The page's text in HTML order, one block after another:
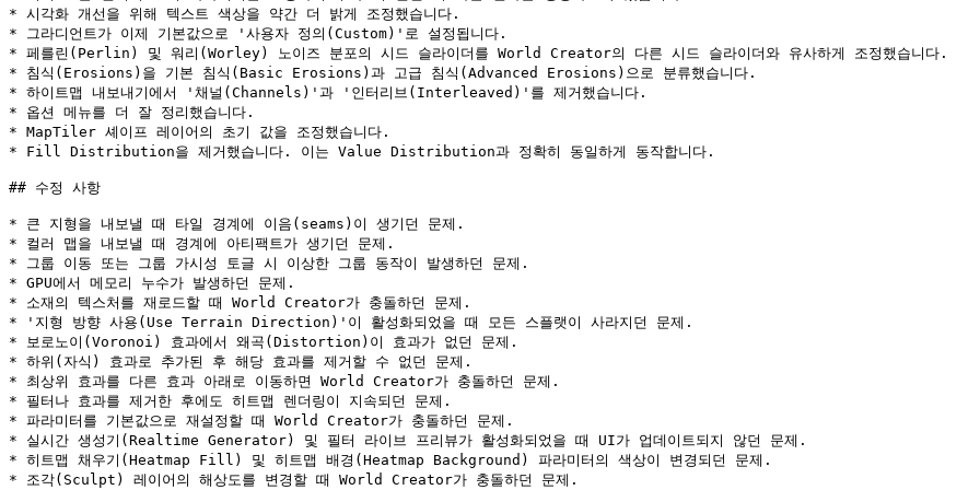
* 시각화 개선을 위해 텍스트 색상을 약간 더 밝게 조정했습니다.
* 그라디언트가 이제 기본값으로 '사용자 정의(Custom)'로 설정됩니다.
* 페를린(Perlin) 및 워리(Worley) 노이즈 분포의 시드 슬라이더를 World Creator의 다른 시드 슬라이더와 유사하게 조정했습니다.
* 침식(Erosions)을 기본 침식(Basic Erosions)과 고급 침식(Advanced Erosions)으로 분류했습니다.
* 하이트맵 내보내기에서 '채널(Channels)'과 '인터리브(Interleaved)'를 제거했습니다.
* 옵션 메뉴를 더 잘 정리했습니다.
* MapTiler 셰이프 레이어의 초기 값을 조정했습니다.
* Fill Distribution을 제거했습니다. 이는 Value Distribution과 정확히 동일하게 동작합니다.
## 수정 사항
* 큰 지형을 내보낼 때 타일 경계에 이음(seams)이 생기던 문제.
* 컬러 맵을 내보낼 때 경계에 아티팩트가 생기던 문제.
* 그룹 이동 또는 그룹 가시성 토글 시 이상한 그룹 동작이 발생하던 문제.
* GPU에서 메모리 누수가 발생하던 문제.
* 소재의 텍스처를 재로드할 때 World Creator가 충돌하던 문제.
* '지형 방향 사용(Use Terrain Direction)'이 활성화되었을 때 모든 스플랫이 사라지던 문제.
* 보로노이(Voronoi) 효과에서 왜곡(Distortion)이 효과가 없던 문제.
* 하위(자식) 효과로 추가된 후 해당 효과를 제거할 수 없던 문제.
* 최상위 효과를 다른 효과 아래로 이동하면 World Creator가 충돌하던 문제.
* 필터나 효과를 제거한 후에도 히트맵 렌더링이 지속되던 문제.
* 파라미터를 기본값으로 재설정할 때 World Creator가 충돌하던 문제.
* 실시간 생성기(Realtime Generator) 및 필터 라이브 프리뷰가 활성화되었을 때 UI가 업데이트되지 않던 문제.
* 히트맵 채우기(Heatmap Fill) 및 히트맵 배경(Heatmap Background) 파라미터의 색상이 변경되던 문제.
* 조각(Sculpt) 레이어의 해상도를 변경할 때 World Creator가 충돌하던 문제.